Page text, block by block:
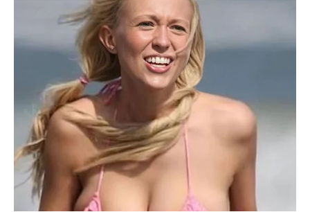
Problemi koji su vas ranije opterećivali polako ostaju iza
vas.
Sudbina vam šalje osobu koja će
vam pomoći
Veoma je moguće da će tokom narednog perioda jedna
osoba igrati veliku ulogu u vašem životu. To može biti
prijatelj, kolega ili neko koga ste skoro upoznali.